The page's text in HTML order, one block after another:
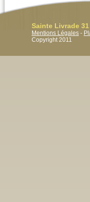
Sainte Livrade 31
Mentions Légales -
Copyright 2011